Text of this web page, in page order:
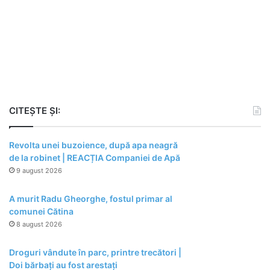
CITEȘTE ȘI:
Revolta unei buzoience, după apa neagră
de la robinet | REACȚIA Companiei de Apă
9 august 2026
A murit Radu Gheorghe, fostul primar al
comunei Cătina
8 august 2026
Droguri vândute în parc, printre trecători |
Doi bărbați au fost arestați